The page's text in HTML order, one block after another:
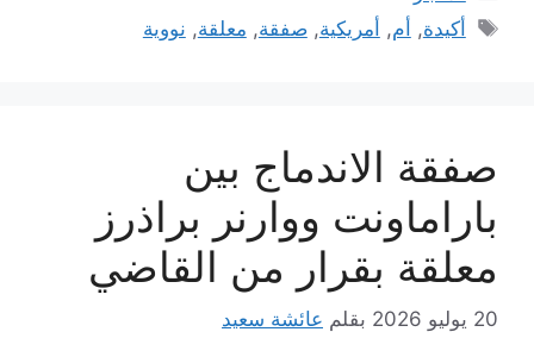
الوسوم
أكيدة, أم, أمريكية,صفقة, معلقة, نووية
صفقة الاندماج بين
باراماونت ووارنر براذرز
معلقة بقرار من القاضي
20 يوليو 2026 بقلم عائشة سعيد